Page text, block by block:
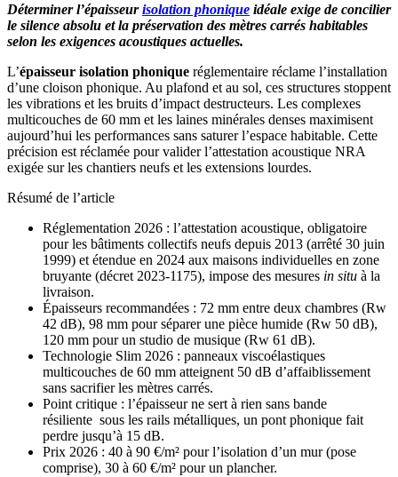
Déterminer l’épaisseurisolation phonique idéale exige de concilier
le silence absolu et la préservation des mètres carrés habitables
selon les exigences acoustiques actuelles.
L’épaisseur isolation phonique réglementaire réclame l’installation
d’une cloison phonique. Au plafond et au sol, ces structures stoppent
les vibrations et les bruits d’impact destructeurs. Les complexes
multicouches de 60 mm et les laines minérales denses maximisent
aujourd’hui les performances sans saturer l’espace habitable. Cette
précision est réclamée pour valider l’attestation acoustique NRA
exigée sur les chantiers neufs et les extensions lourdes.
Résumé de l’article
Réglementation 2026 : l’attestation acoustique, obligatoire
pour les bâtiments collectifs neufs depuis 2013 (arrêté 30 juin
1999) et étendue en 2024 aux maisons individuelles en zone
bruyante (décret 2023-1175), impose des mesures in situ à la
livraison.
Épaisseurs recommandées : 72 mm entre deux chambres (Rw
42 dB), 98 mm pour séparer une pièce humide (Rw 50 dB),
120 mm pour un studio de musique (Rw 61 dB).
Technologie Slim 2026 : panneaux viscoélastiques
multicouches de 60 mm atteignent 50 dB d’affaiblissement
sans sacrifier les mètres carrés.
Point critique : l’épaisseur ne sert à rien sans bande
résiliente sous les rails métalliques, un pont phonique fait
perdre jusqu’à 15 dB.
Prix 2026 : 40 à 90 €/m² pour l’isolation d’un mur (pose
comprise), 30 à 60 €/m² pour un plancher.